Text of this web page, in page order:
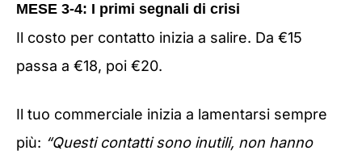
MESE 3-4: I primi segnali di crisi
Il costo per contatto inizia a salire. Da €15
passa a €18, poi €20.
Il tuo commerciale inizia a lamentarsi sempre
più: “Questi contatti sono inutili, non hanno